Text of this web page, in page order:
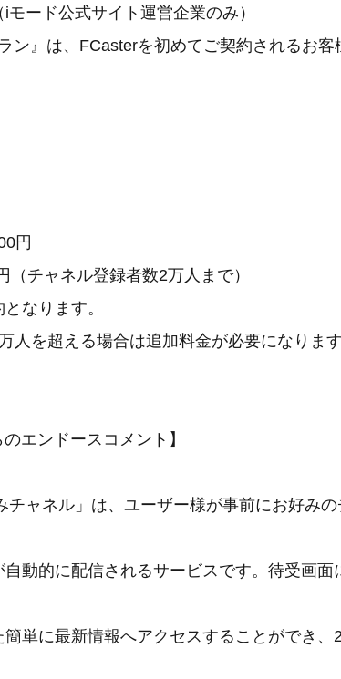
ード公式サイト運営企業のみ）
』は、FCasterを初めてご契約されるお客
円
チャネル登録者数2万人まで）
なります。
を超える場合は追加料金が必要になります
エンドースコメント】
チャネル」は、ユーザー様が事前にお好み
動的に配信されるサービスです。待受画面
単に最新情報へアクセスすることができ、